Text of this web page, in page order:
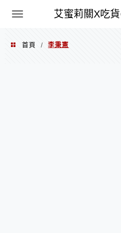
艾蜜莉關X吃
PXN
首頁 / 李秉憲